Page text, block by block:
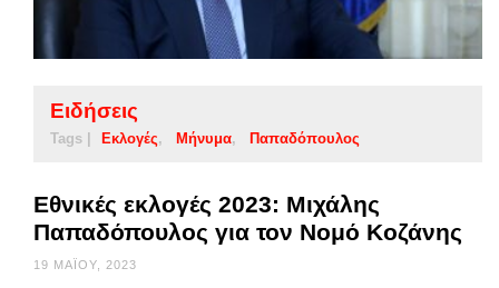
Ειδήσεις
Tags | Εκλογές Μήνυμα Παπαδόπουλος
Εθνικές εκλογές 2023: Μιχάλης
Παπαδόπουλος για τον Νομό Κοζάνης
19 ΜΑΪ́ΟΥ, 2023